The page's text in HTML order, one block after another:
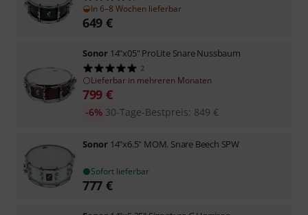
In 6–8 Wochen lieferbar
649 €
Sonor 14"x05" ProLite Snare Nussbaum
2
Lieferbar in mehreren Monaten
799 €
30-Tage-Bestpreis: 849 €
-6%
Sonor 14"x6.5" MOM. Snare Beech SPW
Sofort lieferbar
777 €